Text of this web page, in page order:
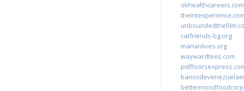
okhealthcareers.com
catfriends-bg.org
marianlives.org
waywardtees.com